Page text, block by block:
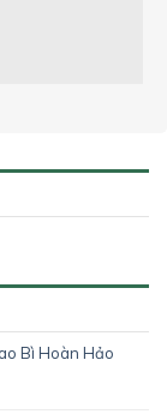
Bì Hoàn Hảo